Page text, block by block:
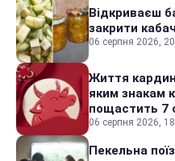
Відкриваєш
закрити
06 серпня 2026,
Життя
яким знакам
пощастить 7
06 серпня 2026,
Пекельна